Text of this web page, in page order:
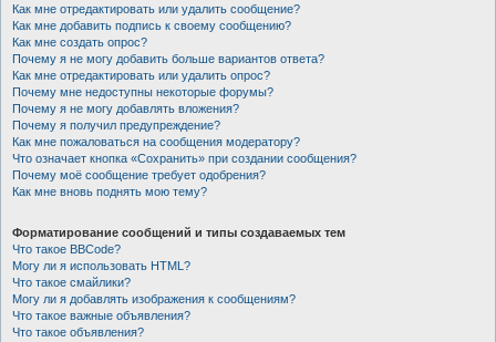
Как мне отредактировать или удалить сообщение?
Как мне добавить подпись к своему сообщению?
Как мне создать опрос?
Почему я не могу добавить больше вариантов ответа?
Как мне отредактировать или удалить опрос?
Почему мне недоступны некоторые форумы?
Почему я не могу добавлять вложения?
Почему я получил предупреждение?
Как мне пожаловаться на сообщения модератору?
Что означает кнопка «Сохранить» при создании сообщения?
Почему моё сообщение требует одобрения?
Как мне вновь поднять мою тему?
Форматирование сообщений и типы создаваемых тем
Что такое BBCode?
Могу ли я использовать HTML?
Что такое смайлики?
Могу ли я добавлять изображения к сообщениям?
Что такое важные объявления?
Что такое объявления?